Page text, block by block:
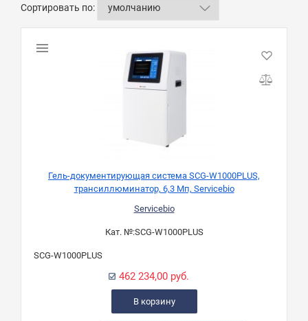
Сортировать по:
Гель-документирующая система SCG-W1000PLUS,
трансиллюминатор, 6,3 Мп, Servicebio
Servicebio
Кат. №:SCG-W1000PLUS
SCG-W1000PLUS
462 234,00 руб.
В корзину